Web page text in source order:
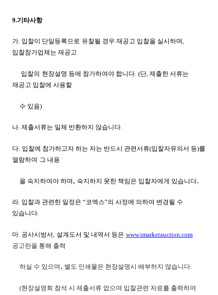
9.기타사항
가. 입찰이 단일등록으로 유찰될 경우 재공고 입찰을 실시하며,
입찰참가업체는 재공고
입찰의 현장설명 등에 참가하여야 합니다. (단, 제출한 서류는
재공고 입찰에 사용할
수 있음)
나. 제출서류는 일체 반환하지 않습니다.
다. 입찰에 참가하고자 하는 자는 반드시 관련서류(입찰자유의서 등)를
열람하여 그 내용
을 숙지하여야 하며 , 숙지하지 못한 책임은 입찰자에게 있습니다.
라. 입찰과 관련한 일정은 “코엑스”의 사정에 의하여 변경될 수
있습니다.
마. 공사시방서 설계도서 및 내역서 등은 www.imarketauction.com
공고란을 통해 출력
하실 수 있으며 , 별도 인쇄물은 현장설명시 배부하지 않습니다.
(현장설명회 참석 시 제출서류 없으며 입찰관련 자료를 출력하여